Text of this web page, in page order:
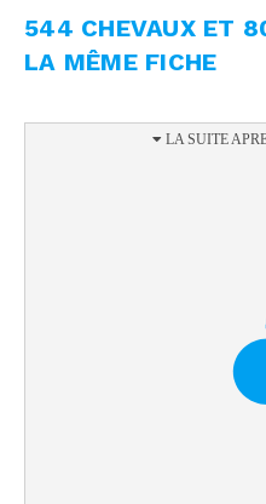
544 CHEVAUX ET
LA MÊME FICHE